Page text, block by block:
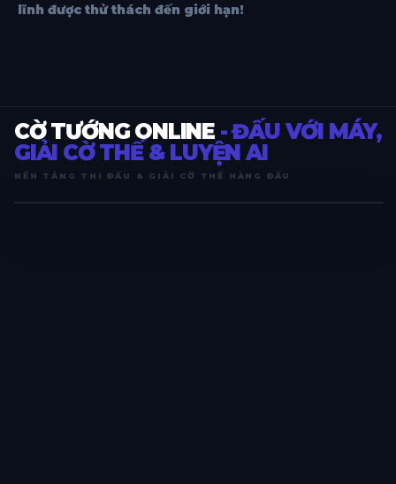
lĩnh được thử thách đến giới hạn!
CỜ TƯỚNG ONLINE - ĐẤU VỚI MÁY,
GIẢI CỜ THẾ & LUYỆN AI
NỀN TẢNG THI ĐẤU & GIẢI CỜ THẾ HÀNG ĐẦU